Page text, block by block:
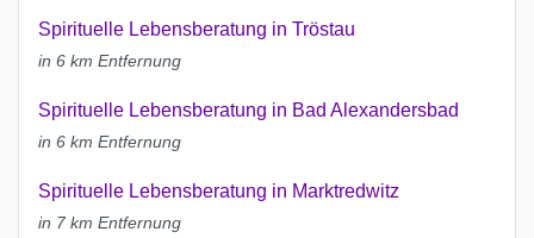
Spirituelle Lebensberatung in Tröstau
in 6 km Entfernung
Spirituelle Lebensberatung in Bad Alexandersbad
in 6 km Entfernung
Spirituelle Lebensberatung in Marktredwitz
in 7 km Entfernung